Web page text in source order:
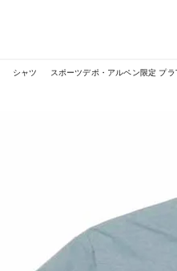
シャツ スポーツデポ・アルペン限定 プ